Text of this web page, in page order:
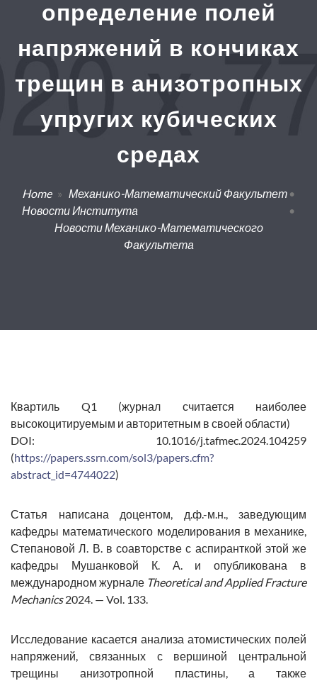
определение полей
напряжений в кончиках
трещин в анизотропных
упругих кубических
средах
Home » Механико-Математический Факультет •
Новости Института
•
Новости Механико-Математического
Факультета
Квартиль Q1 (журнал считается наиболее
высокоцитируемым и авторитетным в своей области)
DOI: 10.1016/j.tafmec.2024.104259
(https://papers.ssrn.com/sol3/papers.cfm?
abstract_id=4744022)
Статья написана доцентом, д.ф.-м.н., заведующим
кафедры математического моделирования в механике,
Степановой Л. В.в соавторстве с аспиранткой этой же
кафедры Мушанковой К. А. и опубликована в
международном журнале Theoretical and Applied Fracture
Mechanics2024. — Vol. 133.
Исследование касается анализа атомистических полей
напряжений, связанных с вершиной центральной
трещины анизотропной пластины, а также